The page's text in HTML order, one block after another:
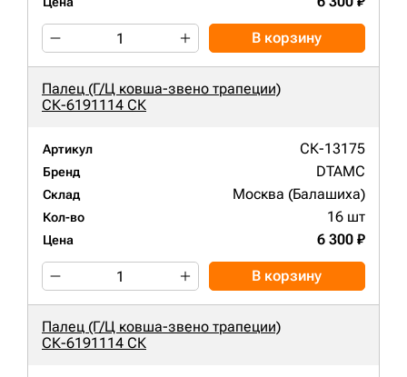
В корзину
Палец (Г/Ц ковша-звено трапеции)
СК-6191114 СК
Артикул СК-13175
Бренд DTAMC
Склад Москва (Балашиха)
Кол-во 16 шт
Цена 6 300 ₽
В корзину
Палец (Г/Ц ковша-звено трапеции)
СК-6191114 СК